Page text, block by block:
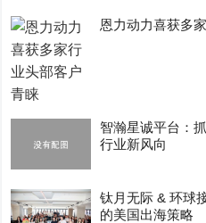
恩力动力喜获多
智瀚星诚平台：
行业新风向
钛月无际 & 环球
的美国出海策略